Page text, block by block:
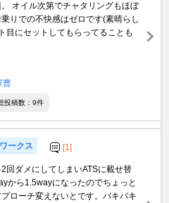
オイル次第でチャタリングもほぼ
りでの不快感はゼロです(素晴らし
目にセットしてもらってることも
曹
投稿数：9件
ークス [1]
回ダメにしてしまいATSに載せ替
から1.5wayになったのでちょっと
ローチ変えないとです。バキバキ